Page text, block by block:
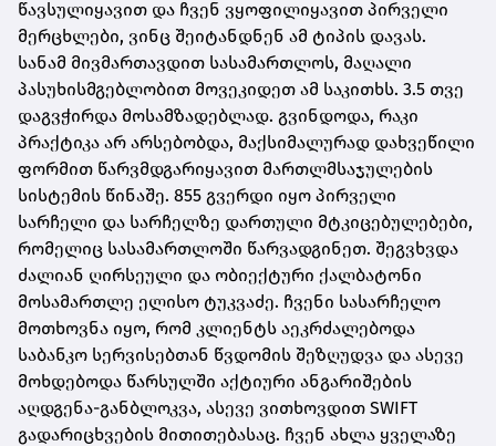
წავსულიყავით და ჩვენ ვყოფილიყავით პირველი
მერცხლები, ვინც შეიტანდნენ ამ ტიპის დავას.
სანამ მივმართავდით სასამართლოს, მაღალი
პასუხისმგებლობით მოვეკიდეთ ამ საკითხს. 3.5 თვე
დაგვჭირდა მოსამზადებლად. გვინდოდა, რაკი
პრაქტიკა არ არსებობდა, მაქსიმალურად დახვეწილი
ფორმით წარვმდგარიყავით მართლმსაჯულების
სისტემის წინაშე. 855 გვერდი იყო პირველი
სარჩელი და სარჩელზე დართული მტკიცებულებები,
რომელიც სასამართლოში წარვადგინეთ. შეგვხვდა
ძალიან ღირსეული და ობიექტური ქალბატონი
მოსამართლე ელისო ტუკვაძე. ჩვენი სასარჩელო
მოთხოვნა იყო, რომ კლიენტს აეკრძალებოდა
საბანკო სერვისებთან წვდომის შეზღუდვა და ასევე
მოხდებოდა წარსულში აქტიური ანგარიშების
აღდგენა-განბლოკვა, ასევე ვითხოვდით SWIFT
გადარიცხვების მითითებასაც. ჩვენ ახლა ყველაზე